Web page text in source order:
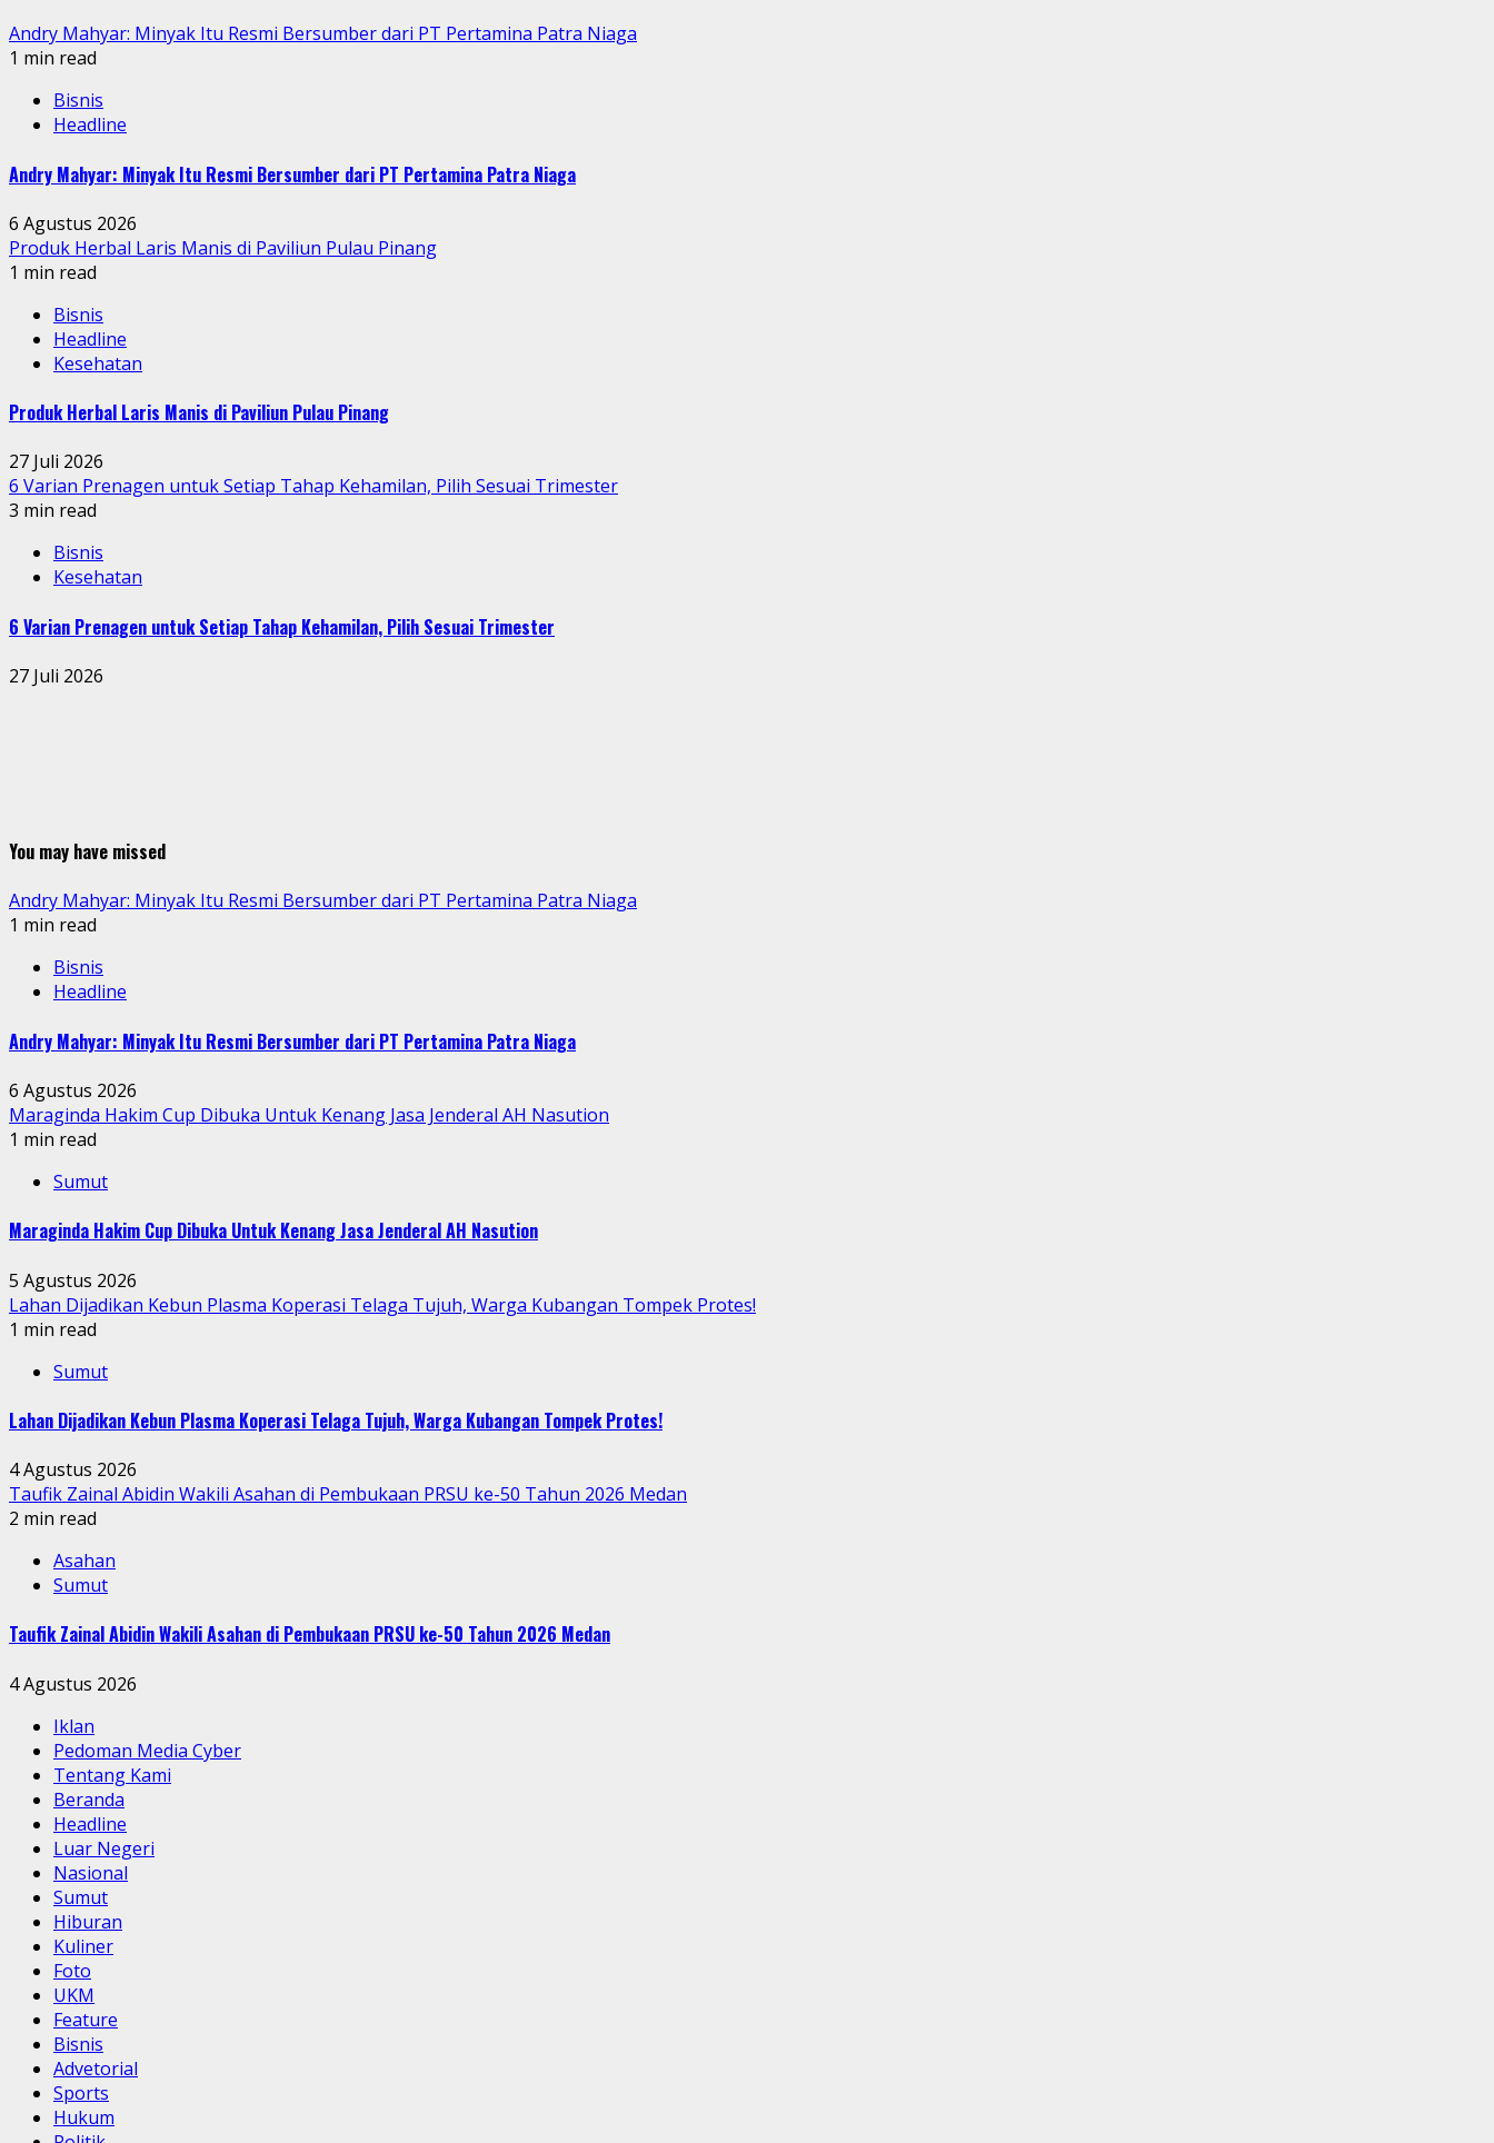
Andry Mahyar: Minyak Itu Resmi Bersumber dari PT Pertamina Patra Niaga
1 min read
Bisnis
Headline
Andry Mahyar: Minyak Itu Resmi Bersumber dari PT Pertamina Patra Niaga
6 Agustus 2026
Produk Herbal Laris Manis di Paviliun Pulau Pinang
1 min read
Bisnis
Headline
Kesehatan
Produk Herbal Laris Manis di Paviliun Pulau Pinang
27 Juli 2026
6 Varian Prenagen untuk Setiap Tahap Kehamilan, Pilih Sesuai Trimester
3 min read
Bisnis
Kesehatan
6 Varian Prenagen untuk Setiap Tahap Kehamilan, Pilih Sesuai Trimester
27 Juli 2026
You may have missed
Andry Mahyar: Minyak Itu Resmi Bersumber dari PT Pertamina Patra Niaga
1 min read
Bisnis
Headline
Andry Mahyar: Minyak Itu Resmi Bersumber dari PT Pertamina Patra Niaga
6 Agustus 2026
Maraginda Hakim Cup Dibuka Untuk Kenang Jasa Jenderal AH Nasution
1 min read
Sumut
Maraginda Hakim Cup Dibuka Untuk Kenang Jasa Jenderal AH Nasution
5 Agustus 2026
Lahan Dijadikan Kebun Plasma Koperasi Telaga Tujuh, Warga Kubangan Tompek Protes!
1 min read
Sumut
Lahan Dijadikan Kebun Plasma Koperasi Telaga Tujuh, Warga Kubangan Tompek Protes!
4 Agustus 2026
Taufik Zainal Abidin Wakili Asahan di Pembukaan PRSU ke-50 Tahun 2026 Medan
2 min read
Asahan
Sumut
Taufik Zainal Abidin Wakili Asahan di Pembukaan PRSU ke-50 Tahun 2026 Medan
4 Agustus 2026
Iklan
Pedoman Media Cyber
Tentang Kami
Beranda
Headline
Luar Negeri
Nasional
Sumut
Hiburan
Kuliner
Foto
UKM
Feature
Bisnis
Advetorial
Sports
Hukum